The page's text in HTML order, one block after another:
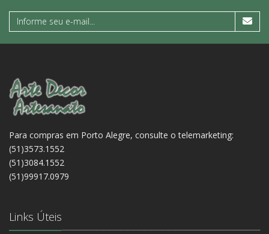
Para compras em Porto Alegre, consulte o telemarketing:
(51)3573.1552
(51)3084.1552
(51)99917.0979
Links Úteis